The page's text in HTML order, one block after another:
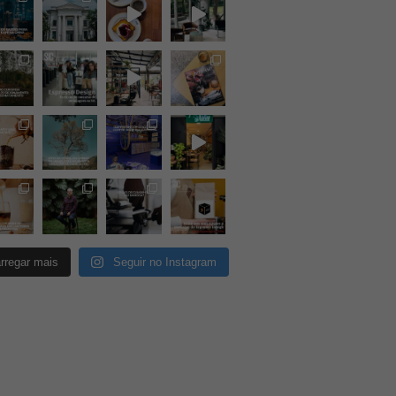
mais Seguir no Instagram